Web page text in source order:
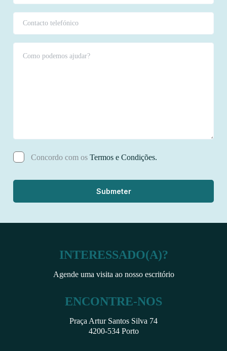
Concordo com osTermos e Condições.
Submeter
INTERESSADO(A)?
Agende uma visita ao nosso escritório
ENCONTRE-NOS
Praça Artur Santos Silva 74
4200-534 Porto